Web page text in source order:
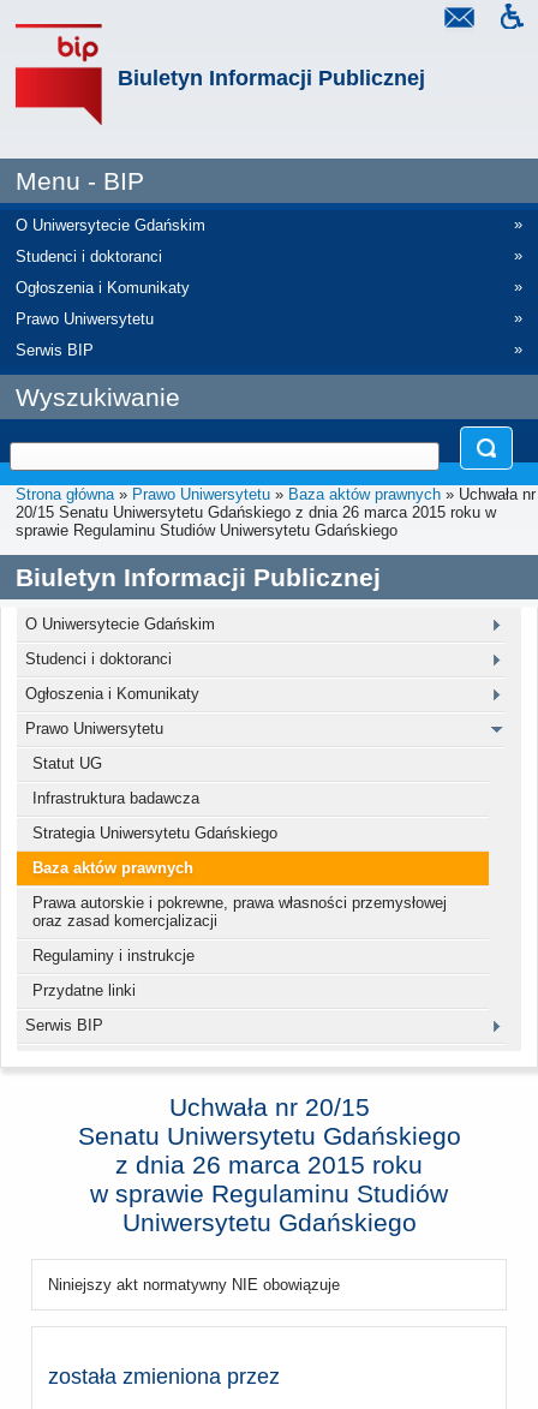
Biuletyn Informacji Publicznej
Menu - BIP
O Uniwersytecie Gdańskim
»
Studenci i doktoranci
»
Ogłoszenia i Komunikaty
»
Prawo Uniwersytetu
»
Serwis BIP
»
Wyszukiwanie
Strona główna» Prawo Uniwersytetu » Baza aktów prawnych » Uchwała nr
20/15 Senatu Uniwersytetu Gdańskiego z dnia 26 marca 2015 roku w
sprawie Regulaminu Studiów Uniwersytetu Gdańskiego
Biuletyn Informacji Publicznej
O Uniwersytecie Gdańskim
Studenci i doktoranci
Ogłoszenia i Komunikaty
Prawo Uniwersytetu
Statut UG
Infrastruktura badawcza
Strategia Uniwersytetu Gdańskiego
Baza aktów prawnych
Prawa autorskie i pokrewne, prawa własności przemysłowej
oraz zasad komercjalizacji
Regulaminy i instrukcje
Przydatne linki
Serwis BIP
Uchwała nr 20/15
Senatu Uniwersytetu Gdańskiego
z dnia 26 marca 2015 roku
w sprawie Regulaminu Studiów
Uniwersytetu Gdańskiego
Niniejszy akt normatywny NIE obowiązuje
została zmieniona przez